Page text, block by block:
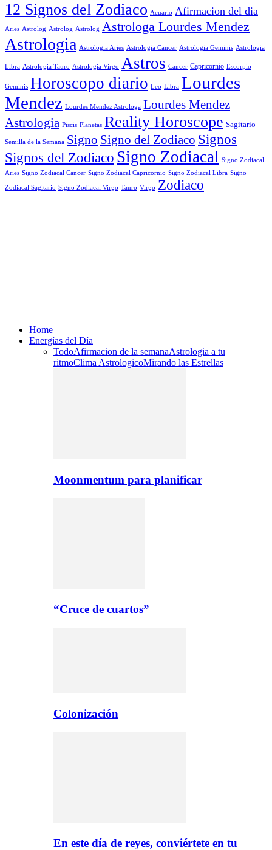
12 Signos del Zodiaco Acuario Afirmacion del dia
Aries Astrolog Astrolog Astrolog Astrologa Lourdes Mendez
Astrologia Astrologia Aries Astrologia Cancer Astrologia Geminis Astrologia
Libra Astrologia Tauro Astrologia Virgo Astros Cancer Capricornio Escorpio
Geminis Horoscopo diario Leo Libra Lourdes
Mendez Lourdes Mendez Astrologa Lourdes Mendez
Astrologia Piscis Planetas Reality Horoscope Sagitario
Semilla de la Semana Signo Signo del Zodiaco Signos
Signos del Zodiaco Signo Zodiacal Signo Zodiacal
Aries Signo Zodiacal Cancer Signo Zodiacal Capricornio Signo Zodiacal Libra Signo
Zodiacal Sagitario Signo Zodiacal Virgo Tauro Virgo Zodiaco
Home
Energías del Día
TodoAfirmacion de la semanaAstrologia a tu
ritmoClima AstrologicoMirando las Estrellas
Moonmentum para planificar
“Cruce de cuartos”
Colonización
En este día de reyes, conviértete en tu